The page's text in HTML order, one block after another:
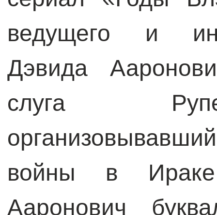
ведущего и
Дэвида
слуга
войны в
Ааронович